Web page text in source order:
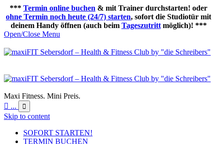
*** Termin online buchen & mit Trainer durchstarten! oder
ohne Termin noch heute (24/7) starten, sofort die Studiotür mit
deinem Handy öffnen (auch beim Tageszutrittmöglich)! ***
Open/Close Menu
Maxi Fitness. Mini Preis.
 ... 
Skip to content
SOFORT STARTEN!
TERMIN BUCHEN